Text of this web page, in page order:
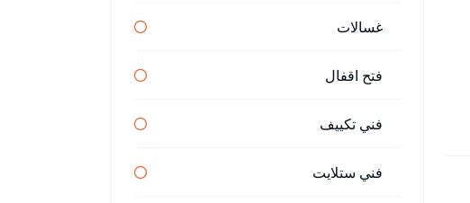
غسالات
فتح اقفال
فني تكييف
فني ستلايت